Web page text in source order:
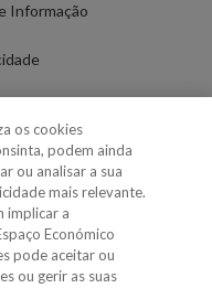
Informação
Marca
os cookies
podem ainda
ou analisar a sua
mais relevante.
implicar a
Económico
pode aceitar ou
ou gerir as suas